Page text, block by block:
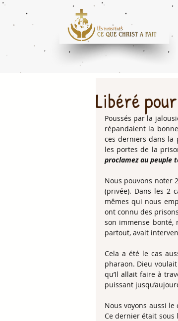
Libéré
Poussés par la
répandaient la
ces derniers dans
les portes de la
proclamez au peuple
Nous pouvons noter
(privée). Dans les 2
mêmes qui nous
ont connu des
son immense bonté,
partout, avait
Cela a été le cas
pharaon. Dieu
qu’Il allait faire à
puissant
Nous voyons aussi
Ce dernier était sous